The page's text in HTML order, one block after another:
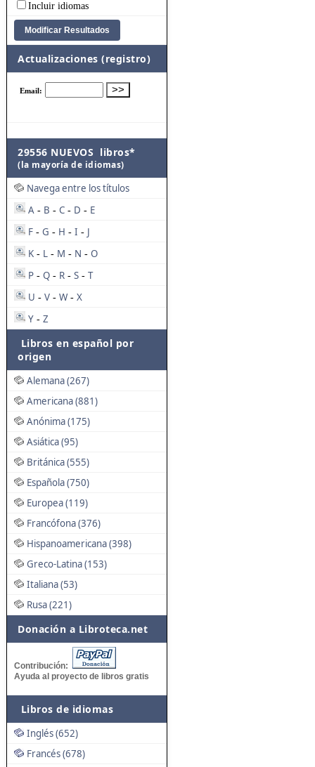
Incluir idiomas
Actualizaciones (registro)
29556 NUEVOS libros*
(la mayoría de idiomas)
Navega entre los títulos
A - B - C - D - E
F - G - H - I - J
K - L - M - N - O
P - Q - R - S - T
U - V - W - X
Y - Z
Libros en español por
origen
Alemana (267)
Americana (881)
Anónima (175)
Asiática (95)
Británica (555)
Española (750)
Europea (119)
Francófona (376)
Hispanoamericana (398)
Greco-Latina (153)
Italiana (53)
Rusa (221)
Donación a Libroteca.net
Contribución:
Ayuda al proyecto de libros gratis
Libros de idiomas
Inglés (652)
Francés (678)